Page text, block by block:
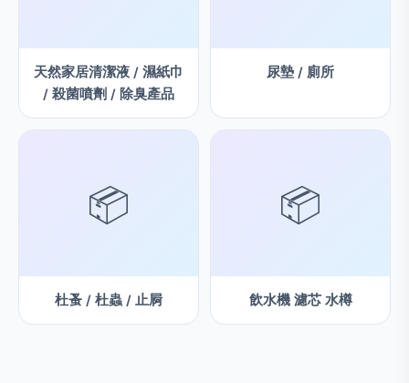
天然家居清潔液 / 濕紙巾
/ 殺菌噴劑 / 除臭產品
尿墊 / 廁所
📦
杜蚤 / 杜蟲 / 止屙
📦
飲水機 濾芯 水樽